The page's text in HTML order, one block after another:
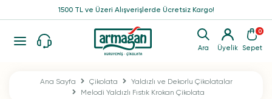
Ara Üyelik
0
Sepet
1500 TL ve Üzeri Alışverişlerde Ücretsiz Kargo!
Ana Sayfa Çikolata
Yaldızlı ve Dekorlu Çikolatalar
Melodi Yaldızlı Fıstık Krokan Çikolata